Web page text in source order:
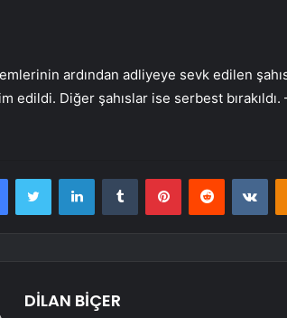
ardından adliyeye sevk edilen
edildi. Diğer şahıslar ise serbest bırakıldı.
FacebookTwitter LinkedInTumblr PinterestReddit
DİLAN BİÇER